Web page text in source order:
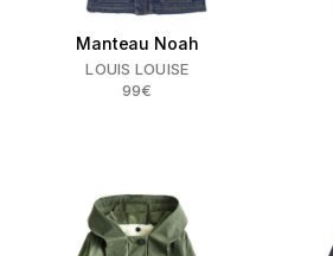
Manteau Noah
LOUIS LOUISE
99€